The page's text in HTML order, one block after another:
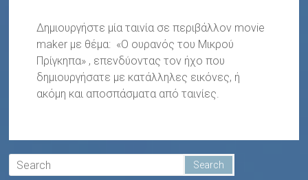
Δημιουργήστε μία ταινία σε περιβάλλον movie
maker με θέμα: «Ο ουρανός του Μικρού
Πρίγκηπα» , επενδύοντας τον ήχο που
δημιουργήσατε με κατάλληλες εικόνες, ή
ακόμη και αποσπάσματα από ταινίες.